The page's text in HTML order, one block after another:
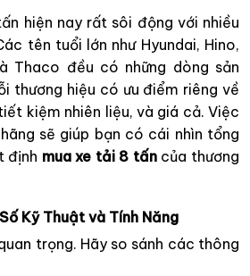
hiện nay rất sôi động với nhiều
tên tuổi lớn như Hyundai, Hino,
Thaco đều có những dòng sản
thương hiệu có ưu điểm riêng về
kiệm nhiên liệu, và giá cả. Việc
sẽ giúp bạn có cái nhìn tổng
định mua xe tải 8 tấncủa thương
Kỹ Thuật và Tính Năng
trọng. Hãy so sánh các thông